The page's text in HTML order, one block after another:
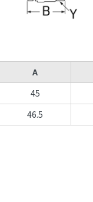
A
45
46.5